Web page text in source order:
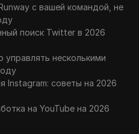
с вашей командой, не
поиск Twitter в 2026
управлять несколькими
Instagram: советы на 2026
на YouTube на 2026